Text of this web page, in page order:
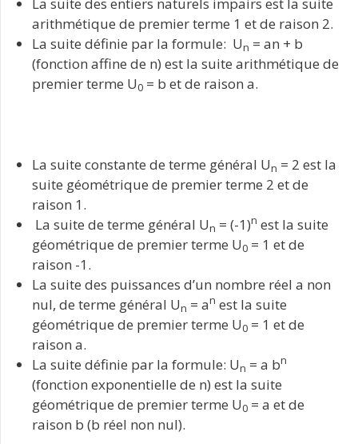
arithmétique de premier terme 1 et de raison 2.
La suite définie par la formule: Un = an + b
(fonction affine de n) est la suite arithmétique de
premier terme U0 = b et de raison a.
La suite constante de terme général Un = 2 est la
suite géométrique de premier terme 2 et de
raison 1.
La suite de terme général Un = (-1)n est la suite
géométrique de premier terme U0 = 1 et de
raison -1.
La suite des puissances d’un nombre réel a non
nul, de terme général Un = an est la suite
géométrique de premier terme U0 = 1 et de
raison a.
La suite définie par la formule: Un = a bn
(fonction exponentielle de n) est la suite
géométrique de premier terme U0 = a et de
raison b (b réel non nul).